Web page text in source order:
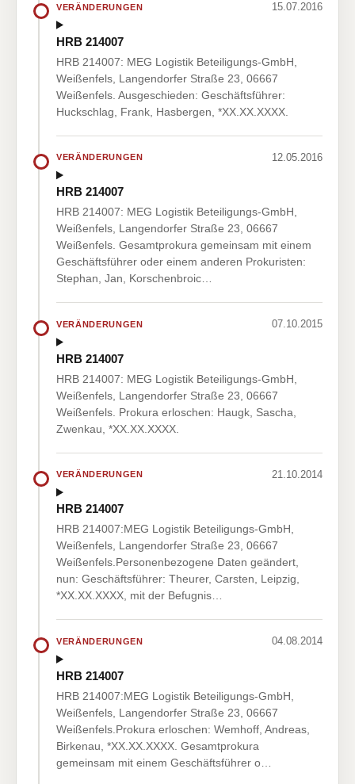
VERÄNDERUNGEN 15.07.2016
HRB 214007
HRB 214007: MEG Logistik Beteiligungs-GmbH,
Weißenfels, Langendorfer Straße 23, 06667
Weißenfels. Ausgeschieden: Geschäftsführer:
Huckschlag, Frank, Hasbergen, *XX.XX.XXXX.
VERÄNDERUNGEN 12.05.2016
HRB 214007
HRB 214007: MEG Logistik Beteiligungs-GmbH,
Weißenfels, Langendorfer Straße 23, 06667
Weißenfels. Gesamtprokura gemeinsam mit einem
Geschäftsführer oder einem anderen Prokuristen:
Stephan, Jan, Korschenbroic…
VERÄNDERUNGEN 07.10.2015
HRB 214007
HRB 214007: MEG Logistik Beteiligungs-GmbH,
Weißenfels, Langendorfer Straße 23, 06667
Weißenfels. Prokura erloschen: Haugk, Sascha,
Zwenkau, *XX.XX.XXXX.
VERÄNDERUNGEN 21.10.2014
HRB 214007
HRB 214007:MEG Logistik Beteiligungs-GmbH,
Weißenfels, Langendorfer Straße 23, 06667
Weißenfels.Personenbezogene Daten geändert,
nun: Geschäftsführer: Theurer, Carsten, Leipzig,
*XX.XX.XXXX, mit der Befugnis…
VERÄNDERUNGEN 04.08.2014
HRB 214007
HRB 214007:MEG Logistik Beteiligungs-GmbH,
Weißenfels, Langendorfer Straße 23, 06667
Weißenfels.Prokura erloschen: Wemhoff, Andreas,
Birkenau, *XX.XX.XXXX. Gesamtprokura
gemeinsam mit einem Geschäftsführer o…